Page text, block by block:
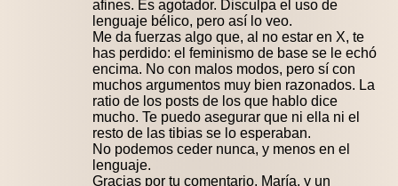
afines. Es agotador. Disculpa el uso de
lenguaje bélico, pero así lo veo.
Me da fuerzas algo que, al no estar en X, te
has perdido: el feminismo de base se le echó
encima. No con malos modos, pero sí con
muchos argumentos muy bien razonados. La
ratio de los posts de los que hablo dice
mucho. Te puedo asegurar que ni ella ni el
resto de las tibias se lo esperaban.
No podemos ceder nunca, y menos en el
lenguaje.
Gracias por tu comentario, María, y un